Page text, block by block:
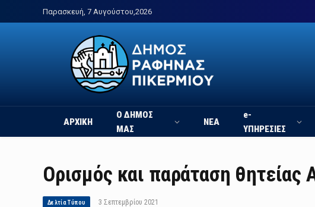
Παρασκευή, 7 Αυγούστου,2026
ΑΡΧΙΚΗ
Ο ΔΗΜΟΣ
ΜΑΣ
ΝΕΑ
e-
ΥΠΗΡΕΣΙΕΣ
Ορισμός και παράταση θητείας
Δελτία Τύπου 3 Σεπτεμβρίου 2021